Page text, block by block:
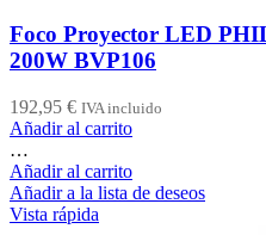
Foco Proyector LED
200W BVP106
192,95 € IVA incluido
Añadir al carrito
…
Añadir al carrito
Añadir a la lista de deseos
Vista rápida